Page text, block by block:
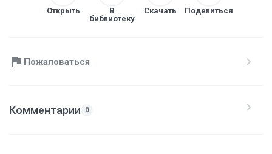
Открыть
В
библиотеку
Скачать Поделиться
Пожаловаться
Комментарии 0